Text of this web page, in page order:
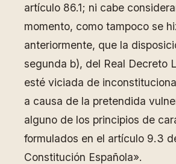
artículo 86.1; ni cabe
momento, como tampoco se
anteriormente, que la
segunda b), del Real Decreto
esté viciada de
a causa de la pretendida
alguno de los principios de
formulados en el artículo 9.3
Constitución Española».